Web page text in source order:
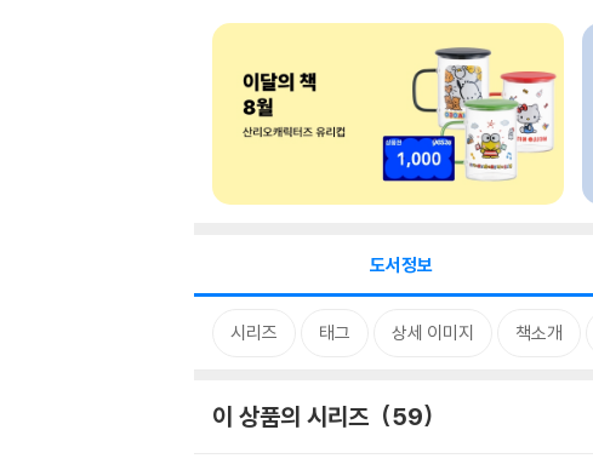
도서정보
시리즈 태그 상세 이미지 책소개
이 상품의 시리즈 59